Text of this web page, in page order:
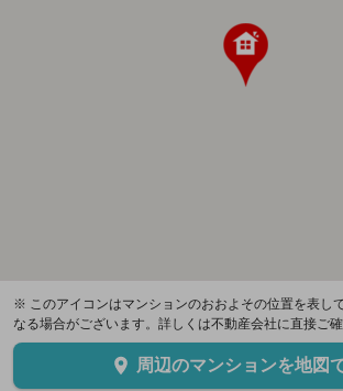
※ このアイコンはマンションのおおよその位置を表し
なる場合がございます。詳しくは不動産会社に直接ご確
周辺のマンションを地図